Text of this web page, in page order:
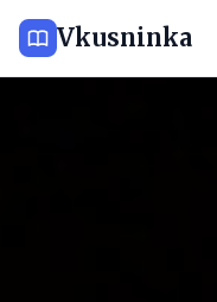
Vkusninka